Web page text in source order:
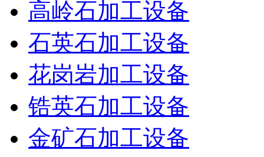
高岭石加工设备
石英石加工设备
花岗岩加工设备
锆英石加工设备
金矿石加工设备